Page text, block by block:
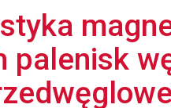
palenisk